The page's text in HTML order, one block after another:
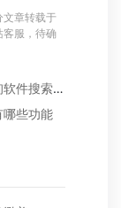
文章转载于
客服，待确
上一篇：如何正确使用亚马逊关键词查询软件搜索关键词
哪些功能